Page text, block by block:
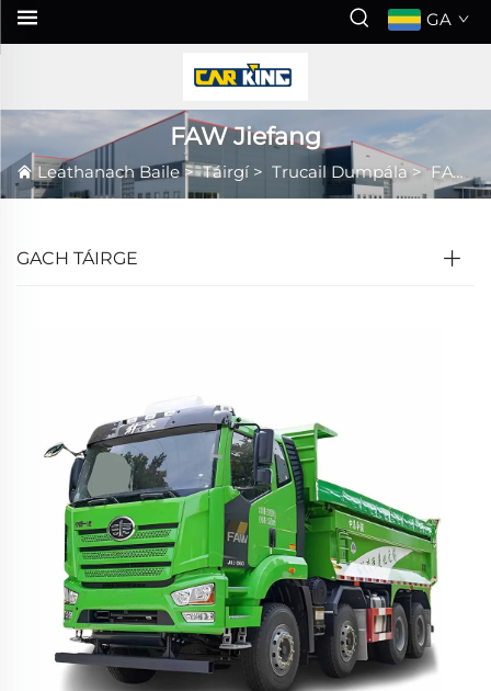
GA
FAW Jiefang
Leathanach Baile>Táirgí > Trucail Dumpála>FAW Jiefang
GACH TÁIRGE